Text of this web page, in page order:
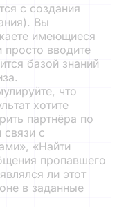
с создания
Вы
имеющиеся
вводите
базой знаний
что
хотите
партнёра по
с
«Найти
пропавшего
ли этот
в заданные